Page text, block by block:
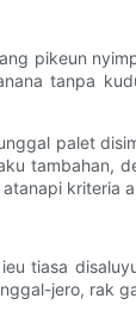
pikeun
tanpa
palet
tambahan,
kriteria
tiasa
jero, rak